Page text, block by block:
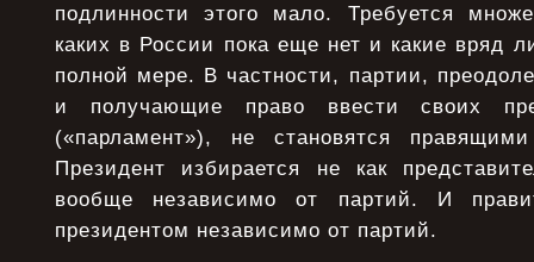
подлинности этого мало. Требуется
каких в России пока еще нет и какие вряд
полной мере. В частности, партии,
и получающие право ввести своих
(«парламент»), не становятся
Президент избирается не как
вообще независимо от партий. И
президентом независимо от партий.